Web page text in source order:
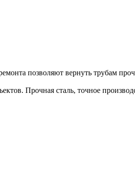
позволяют вернуть трубам
Прочная сталь, точное